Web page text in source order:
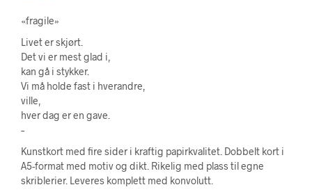
«fragile»
Livet er skjørt.
Det vi er mest glad i,
kan gå i stykker.
Vi må holde fast i hverandre,
ville,
hver dag er en gave.
–
Kunstkort med fire sider i kraftig papirkvalitet. Dobbelt kort i
A5-format med motiv og dikt. Rikelig med plass til egne
skriblerier. Leveres komplett med konvolutt.